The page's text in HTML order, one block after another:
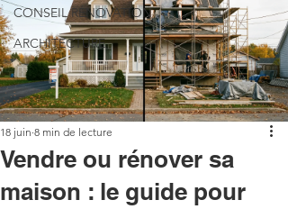
CONSEIL RÉNOVATION
ARCHITECTURE
Vendre ou rénover sa
maison : le guide pour
18 juin 8 min de lecture